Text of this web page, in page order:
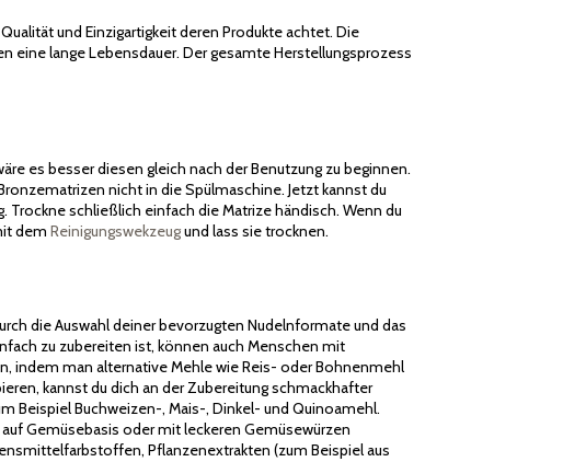
und Einzigartigkeit deren Produkte achtet. Die
eine lange Lebensdauer. Der gesamte Herstellungsprozess
es besser diesen gleich nach der Benutzung zu beginnen.
nicht in die Spülmaschine. Jetzt kannst du
schließlich einfach die Matrize händisch. Wenn du
dem Reinigungswekzeugund lass sie trocknen.
die Auswahl deiner bevorzugten Nudelnformate und das
zu zubereiten ist, können auch Menschen mit
indem man alternative Mehle wie Reis- oder Bohnenmehl
kannst du dich an der Zubereitung schmackhafter
Beispiel Buchweizen-, Mais-, Dinkel- und Quinoamehl.
Gemüsebasis oder mit leckeren Gemüsewürzen
Pflanzenextrakten (zum Beispiel aus